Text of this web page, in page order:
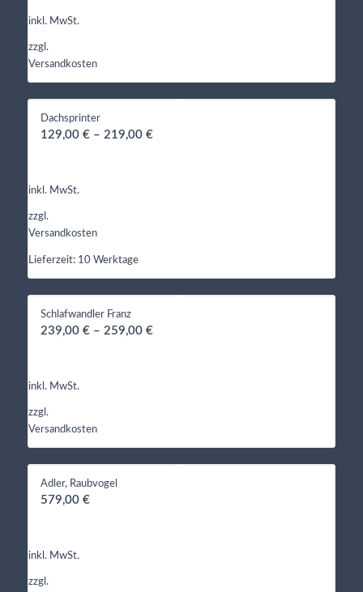
inkl. MwSt.
zzgl.
Versandkosten
Dachsprinter
129,00 €– 219,00 €
inkl. MwSt.
zzgl.
Versandkosten
Lieferzeit: 10 Werktage
Schlafwandler Franz
239,00 €– 259,00 €
inkl. MwSt.
zzgl.
Versandkosten
Adler, Raubvogel
579,00 €
inkl. MwSt.
zzgl.